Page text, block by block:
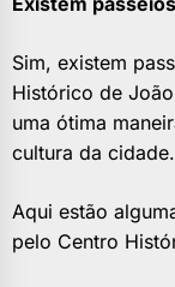
Sim, existem
Histórico de
uma ótima
cultura da cidade.
Aqui estão
pelo Centro